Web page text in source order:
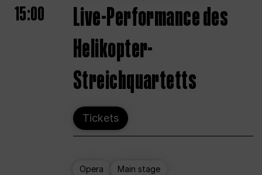
15:00
Live-Performance des
Helikopter-
Streichquartetts
Tickets
Opera Main stage